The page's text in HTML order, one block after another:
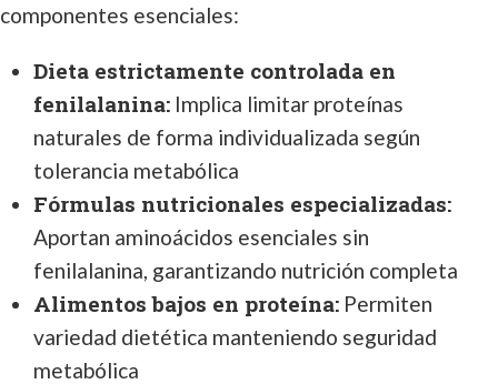
componentes esenciales:
Dieta estrictamente controlada en
fenilalanina: Implica limitar proteínas
naturales de forma individualizada según
tolerancia metabólica
Fórmulas nutricionales especializadas:
Aportan aminoácidos esenciales sin
fenilalanina, garantizando nutrición completa
Alimentos bajos en proteína: Permiten
variedad dietética manteniendo seguridad
metabólica